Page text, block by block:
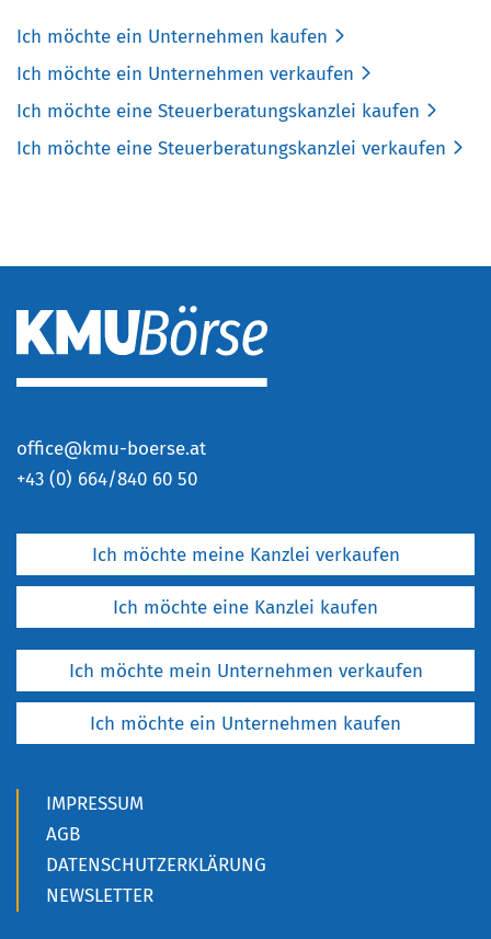
Ich möchte ein Unternehmen kaufen
Ich möchte ein Unternehmen verkaufen
Ich möchte eine Steuerberatungskanzlei kaufen
Ich möchte eine Steuerberatungskanzlei verkaufen
office@kmu-boerse.at
+43 (0) 664/840 60 50
Ich möchte meine Kanzlei verkaufen
Ich möchte eine Kanzlei kaufen
Ich möchte mein Unternehmen verkaufen
Ich möchte ein Unternehmen kaufen
IMPRESSUM
AGB
DATENSCHUTZERKLÄRUNG
NEWSLETTER